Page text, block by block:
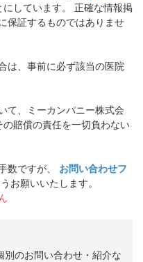
しています。 正確な情報掲
保証するものではありませ
は、事前に必ず該当の医院
て、ミーカンパニー株式会
の賠償の責任を一切負わない
数ですが、
お問い合わせフ
お願いいたします。
別のお問い合わせ・紹介な